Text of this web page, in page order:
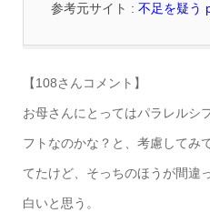
参考元サイト : 不足を疑う
【108さんコメント】
お母さんにとってはパラレルシ
フトなのかな？と、考慮してみ
てたけど、そっちのほうが間違
白いと思う。